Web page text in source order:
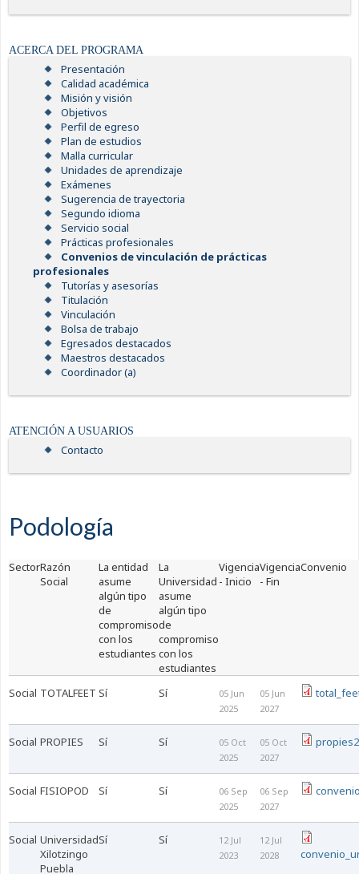
ACERCA DEL PROGRAMA
Presentación
Calidad académica
Misión y visión
Objetivos
Perfil de egreso
Plan de estudios
Malla curricular
Unidades de aprendizaje
Exámenes
Sugerencia de trayectoria
Segundo idioma
Servicio social
Prácticas profesionales
Convenios de vinculación de prácticas
profesionales
Tutorías y asesorías
Titulación
Vinculación
Bolsa de trabajo
Egresados destacados
Maestros destacados
Coordinador (a)
ATENCIÓN A USUARIOS
Contacto
Podología
SectorRazón
Social
La entidad
asume
algún tipo
de
compromiso
con los
estudiantes
La
Universidad
asume
algún tipo
de
compromiso
con los
estudiantes
Vigencia
- Inicio
Vigencia
- Fin
Convenio
Social TOTALFEET Sí Sí
05 Jun
2025
05 Jun
2027
Social PROPIES Sí Sí
05 Oct
2025
05 Oct
2027
Social FISIOPOD Sí Sí
06 Sep
2025
06 Sep
2027
Social Universidad
Xilotzingo
Puebla
Sí Sí
12 Jul
2023
12 Jul
2028